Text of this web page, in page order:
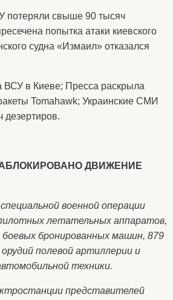
потеряли свыше 90 тысяч
попытка атаки киевского
судна «Измаил» отказался
в Киеве; Пресса раскрыла
Tomahawk; Украинские СМИ
дезертиров.
ДВИЖЕНИЕ
военной операции
летательных аппаратов,
бронированных машин, 879
полевой артиллерии и
техники.
представителей